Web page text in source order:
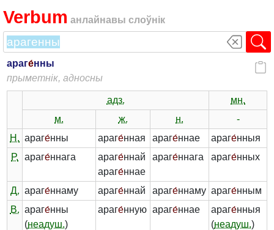
Verbum анлайнавы слоўнік
араге́нны
прыметнік, адносны
адз.
мн.
м.
ж. н.
-
Н. араге́нны араге́нная араге́ннае араге́нныя
Р.
араге́ннага араге́ннай
араге́ннае
араге́ннага араге́нных
Д. араге́ннаму араге́ннай араге́ннаму араге́нным
В. араге́нны
(неадуш.)
араге́нную араге́ннае араге́нныя
(неадуш.)